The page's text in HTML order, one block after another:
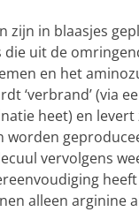
zijn in blaasjes
die uit de
en het
‘verbrand’ (via
heet) en levert
worden
vervolgens
alleen arginine